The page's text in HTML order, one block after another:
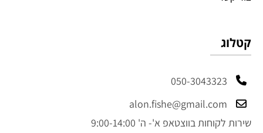
קטלוג
050-3043323
alon.fishe@gmail.com
שירות לקוחות בווצטאפ א'- ה' 9:00-14:00